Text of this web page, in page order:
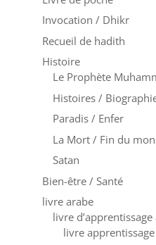
Invocation / Dhikr
Recueil de hadith
Histoire
Histoires /
Paradis / Enfer
La Mort / Fin du
Satan
Bien-être / Santé
livre arabe
livre d’apprentissage
livre